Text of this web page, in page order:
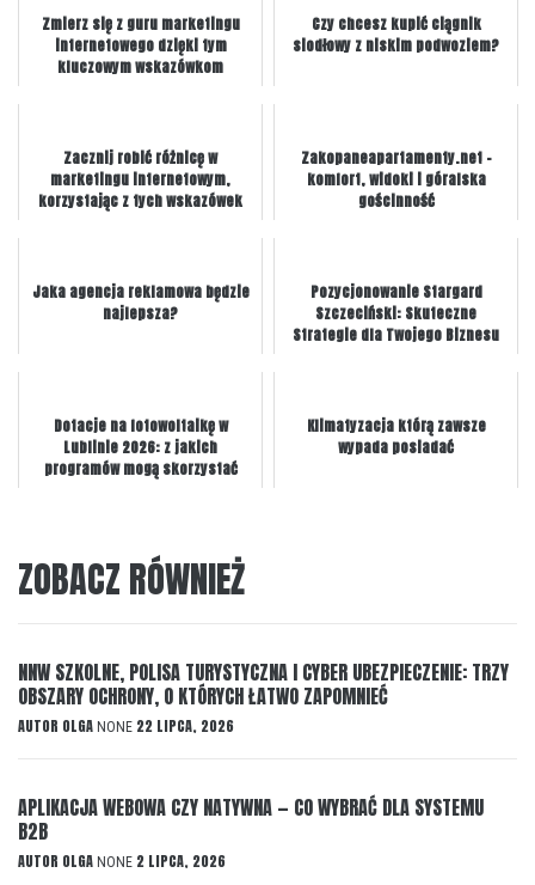
Zmierz się z guru marketingu
internetowego dzięki tym
kluczowym wskazówkom
Czy chcesz kupić ciągnik
siodłowy z niskim podwoziem?
Zacznij robić różnicę w
marketingu internetowym,
korzystając z tych wskazówek
Zakopaneapartamenty.net –
komfort, widoki i góralska
gościnność
Jaka agencja reklamowa będzie
najlepsza?
Pozycjonowanie Stargard
Szczeciński: Skuteczne
Strategie dla Twojego Biznesu
Dotacje na fotowoltaikę w
Lublinie 2026: z jakich
programów mogą skorzystać
Klimatyzacja którą zawsze
wypada posiadać
ZOBACZ RÓWNIEŻ
NNW SZKOLNE, POLISA TURYSTYCZNA I CYBER UBEZPIECZENIE: TRZY
OBSZARY OCHRONY, O KTÓRYCH ŁATWO ZAPOMNIEĆ
AUTOR OLGA NONE 22 LIPCA, 2026
APLIKACJA WEBOWA CZY NATYWNA — CO WYBRAĆ DLA SYSTEMU
B2B
AUTOR OLGA NONE 2 LIPCA, 2026